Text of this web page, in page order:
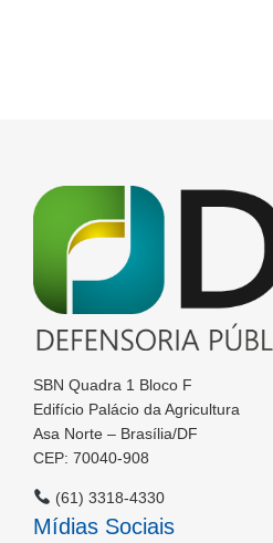
SBN Quadra 1 Bloco F
Edifício Palácio da Agricultura
Asa Norte – Brasília/DF
CEP: 70040-908
(61) 3318-4330
Mídias Sociais